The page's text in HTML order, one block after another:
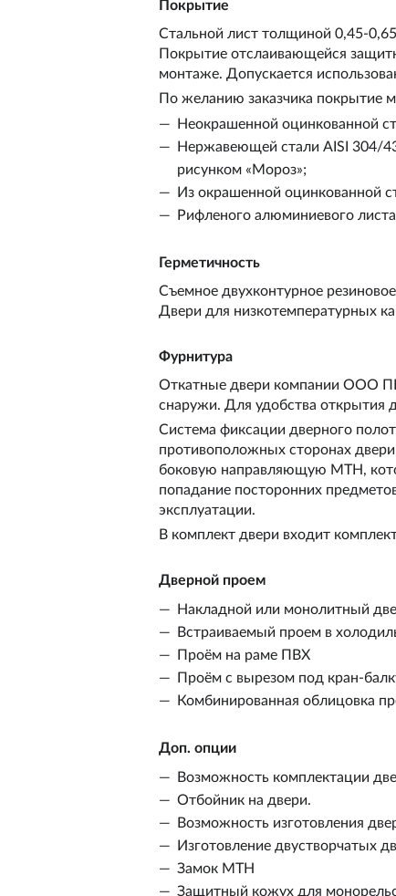
Покрытие
Стальной лист толщиной 0,45-
Покрытие отслаивающейся
монтаже. Допускается
По желанию заказчика покрытие
Неокрашенной оцинкованной
Нержавеющей стали AISI 304/
рисунком «Мороз»;
Из окрашенной оцинкованной
Рифленого алюминиевого листа
Герметичность
Съемное двухконтурное
Двери для низкотемпературных
Фурнитура
Откатные двери компании ООО
снаружи. Для удобства открытия
Система фиксации дверного
противоположных сторонах
боковую направляющую МТН,
попадание посторонних
эксплуатации.
В комплект двери входит
Дверной проем
Накладной или монолитный
Встраиваемый проем в
Проём на раме ПВХ
Проём с вырезом под кран-
Комбинированная облицовка
Доп. опции
Возможность комплектации
Отбойник на двери.
Возможность изготовления
Изготовление двустворчатых
Замок МТН
Защитный кожух для